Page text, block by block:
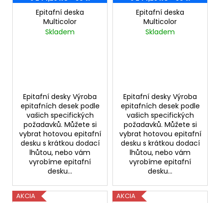
Epitafní deska
Multicolor
Skladem
Epitafní desky Výroba
epitafních desek podle
vašich specifických
požadavků. Můžete si
vybrat hotovou epitafní
desku s krátkou dodací
lhůtou, nebo vám
vyrobíme epitafní
desku...
Epitafní deska
Multicolor
Skladem
Epitafní desky Výroba
epitafních desek podle
vašich specifických
požadavků. Můžete si
vybrat hotovou epitafní
desku s krátkou dodací
lhůtou, nebo vám
vyrobíme epitafní
desku...
AKCIA
AKCIA